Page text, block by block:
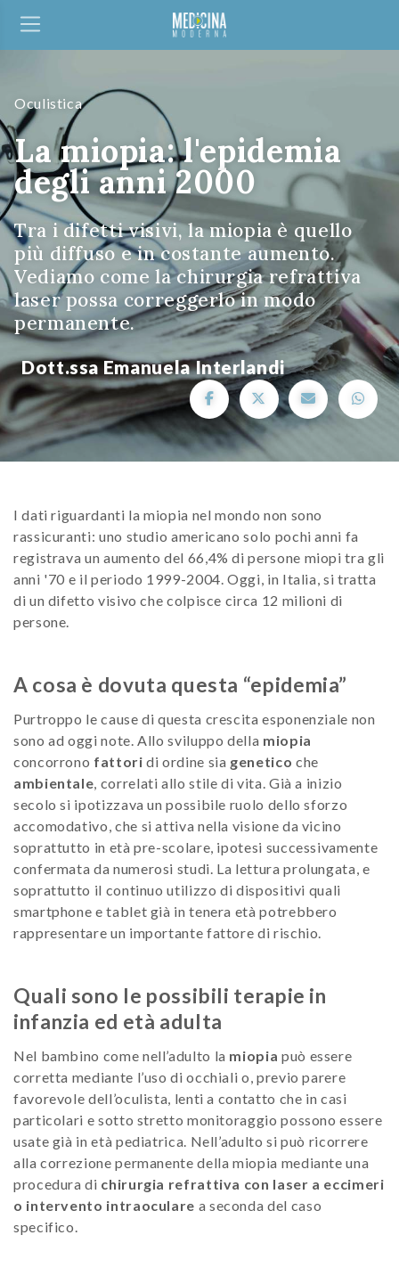
Oculistica
La miopia: l'epidemia
degli anni 2000
Tra i difetti visivi, la miopia è quello
più diffuso e in costante aumento.
Vediamo come la chirurgia refrattiva
laser possa correggerlo in modo
permanente.
Dott.ssa Emanuela Interlandi
I dati riguardanti la miopia nel mondo non sono
rassicuranti: uno studio americano solo pochi anni fa
registrava un aumento del 66,4% di persone miopi tra gli
anni '70 e il periodo 1999-2004. Oggi, in Italia, si tratta
di un difetto visivo che colpisce circa 12 milioni di
persone.
A cosa è dovuta questa “epidemia”
Purtroppo le cause di questa crescita esponenziale non
sono ad oggi note. Allo sviluppo della miopia
concorrono fattori di ordine sia genetico che
ambientale, correlati allo stile di vita. Già a inizio
secolo si ipotizzava un possibile ruolo dello sforzo
accomodativo, che si attiva nella visione da vicino
soprattutto in età pre-scolare, ipotesi successivamente
confermata da numerosi studi. La lettura prolungata, e
soprattutto il continuo utilizzo di dispositivi quali
smartphone e tablet già in tenera età potrebbero
rappresentare un importante fattore di rischio.
Quali sono le possibili terapie in
infanzia ed età adulta
Nel bambino come nell’adulto la miopia può essere
corretta mediante l’uso di occhiali o, previo parere
favorevole dell’oculista, lenti a contatto che in casi
particolari e sotto stretto monitoraggio possono essere
usate già in età pediatrica. Nell’adulto si può ricorrere
alla correzione permanente della miopia mediante una
procedura di chirurgia refrattiva con laser a eccimeri
o intervento intraoculare a seconda del caso
specifico.